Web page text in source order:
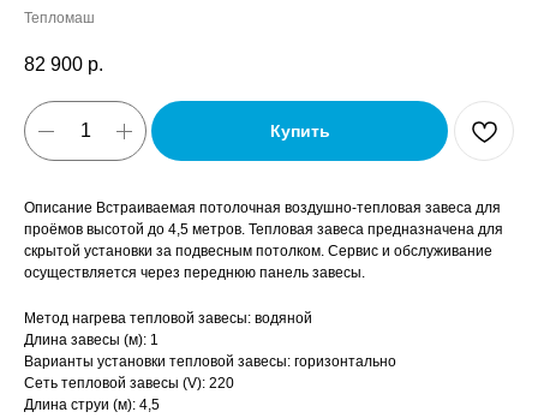
Тепломаш
82 900 р.
Купить
Описание Встраиваемая потолочная воздушно-тепловая завеса для
проёмов высотой до 4,5 метров. Тепловая завеса предназначена для
скрытой установки за подвесным потолком. Сервис и обслуживание
осуществляется через переднюю панель завесы.
Метод нагрева тепловой завесы: водяной
Длина завесы (м): 1
Варианты установки тепловой завесы: горизонтально
Сеть тепловой завесы (V): 220
Длина струи (м): 4,5